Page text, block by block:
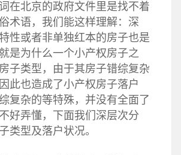
在北京的政府文件里是找不着
术语，我们能这样理解：深
性或者非单独红本的房子也是
是为什么一个小产权房子之
子类型，由于其房子错综复杂
此也造成了小产权房子落户
复杂的等特殊，并没有全面了
好弄懂，下面我们深层次分
类型及落户状况。